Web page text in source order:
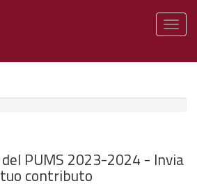
0% del questionario
PUMS 2023-2024 - Invia
contributo